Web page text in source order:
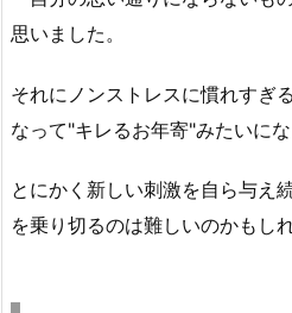
思いました。
それにノンストレスに慣れすぎ
なって"キレるお年寄"みたいに
とにかく新しい刺激を自ら与え
を乗り切るのは難しいのかもし